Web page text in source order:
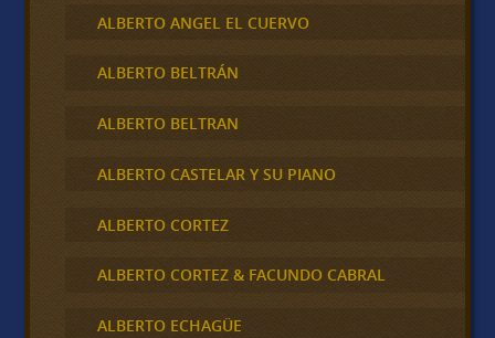
ALBERTO ANGEL EL CUERVO
ALBERTO BELTRÁN
ALBERTO BELTRAN
ALBERTO CASTELAR Y SU PIANO
ALBERTO CORTEZ
ALBERTO CORTEZ & FACUNDO CABRAL
ALBERTO ECHAGÜE